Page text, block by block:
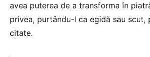
avea puterea de a transforma în
privea, purtându-l ca egidă sau scut,
citate.